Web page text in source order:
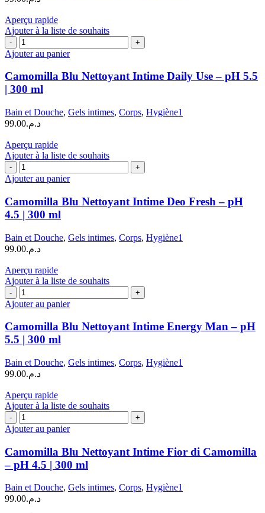
4.5
|
300
ml
Aperçu rapide
Ajouter à la liste de souhaits
quantité
de
Camomilla
Blu
Nettoyant
Intime
Use
–
5.5
|
300
ml
Ajouter au panier
Camomilla Blu Nettoyant Intime Daily Use – pH 5.5
| 300 ml
Bain et Douche, Gels intimes, Corps, Hygiène1
د.م.99.00
Aperçu rapide
Ajouter à la liste de souhaits
quantité
de
Camomilla
Nettoyant
Intime
Fresh
–
4.5
|
300
ml
Ajouter au panier
Camomilla Blu Nettoyant Intime Deo Fresh – pH
4.5 | 300 ml
Bain et Douche, Gels intimes, Corps, Hygiène1
د.م.99.00
Aperçu rapide
Ajouter à la liste de souhaits
quantité
de
Camomilla
Blu
Nettoyant
Intime
Man
–
5.5
|
300
ml
Ajouter au panier
Camomilla Blu Nettoyant Intime Energy Man – pH
5.5 | 300 ml
Bain et Douche, Gels intimes, Corps, Hygiène1
د.م.99.00
Aperçu rapide
Ajouter à la liste de souhaits
quantité
de
Camomilla
Nettoyant
Intime
di
Camomilla
Ajouter au panier
Camomilla Blu Nettoyant Intime Fior di Camomilla
– pH 4.5 | 300 ml
Bain et Douche, Gels intimes, Corps, Hygiène1
د.م.99.00